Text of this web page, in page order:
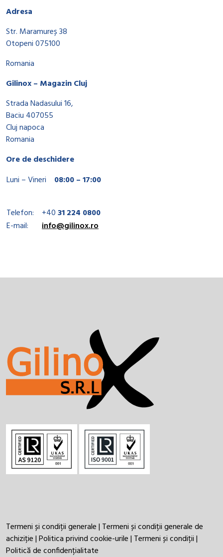
Adresa
Str. Maramureș 38
Otopeni 075100
Romania
Gilinox – Magazin Cluj
Strada Nadasului 16,
Baciu 407055
Cluj napoca
Romania
Ore de deschidere
Luni – Vineri
08:00 – 17:00
Telefon: +4031 224 0800
E-mail:
info@gilinox.ro
Termeni și condiții generale| Termeni și condiții generale de
achiziție|Politica privind cookie-urile| Termeni și condiții|
Politică de confidențialitate